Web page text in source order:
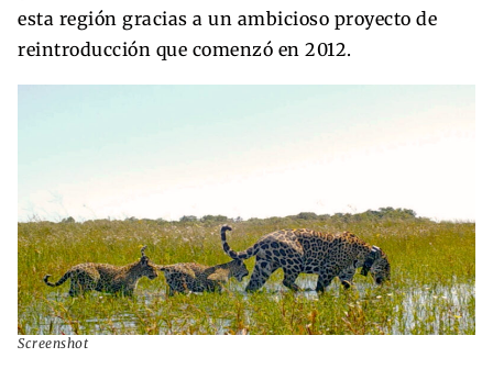
esta región gracias a un ambicioso proyecto de
reintroducción que comenzó en 2012.
Screenshot